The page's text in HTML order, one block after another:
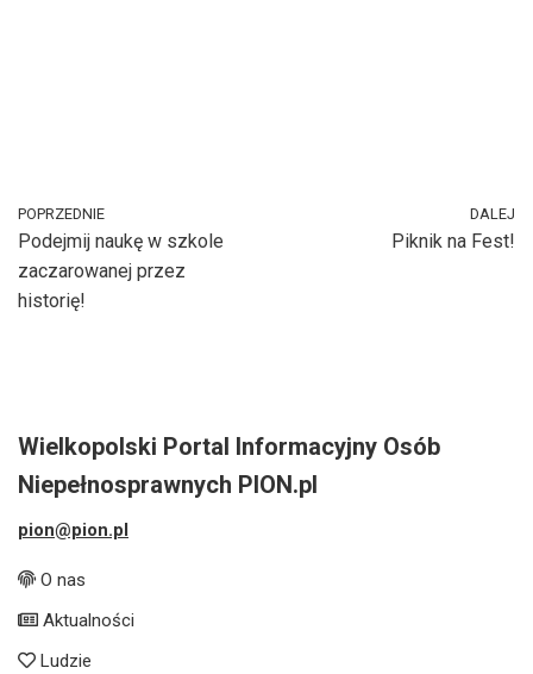
POPRZEDNIE
Podejmij naukę w szkole
zaczarowanej przez
historię!
DALEJ
Piknik na Fest!
Wielkopolski Portal Informacyjny Osób
Niepełnosprawnych PION.pl
pion@pion.pl
O nas
Aktualności
Ludzie